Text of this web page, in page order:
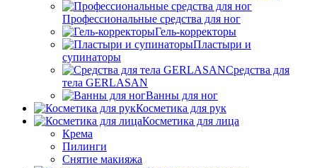
Профессиональные средства для ног
Гель-корректоры
Пластыри и
супинаторы
Средства для
тела GERLASAN
Ванны для ног
Косметика для рук
Косметика для лица
Крема
Пилинги
Снятие макияжа